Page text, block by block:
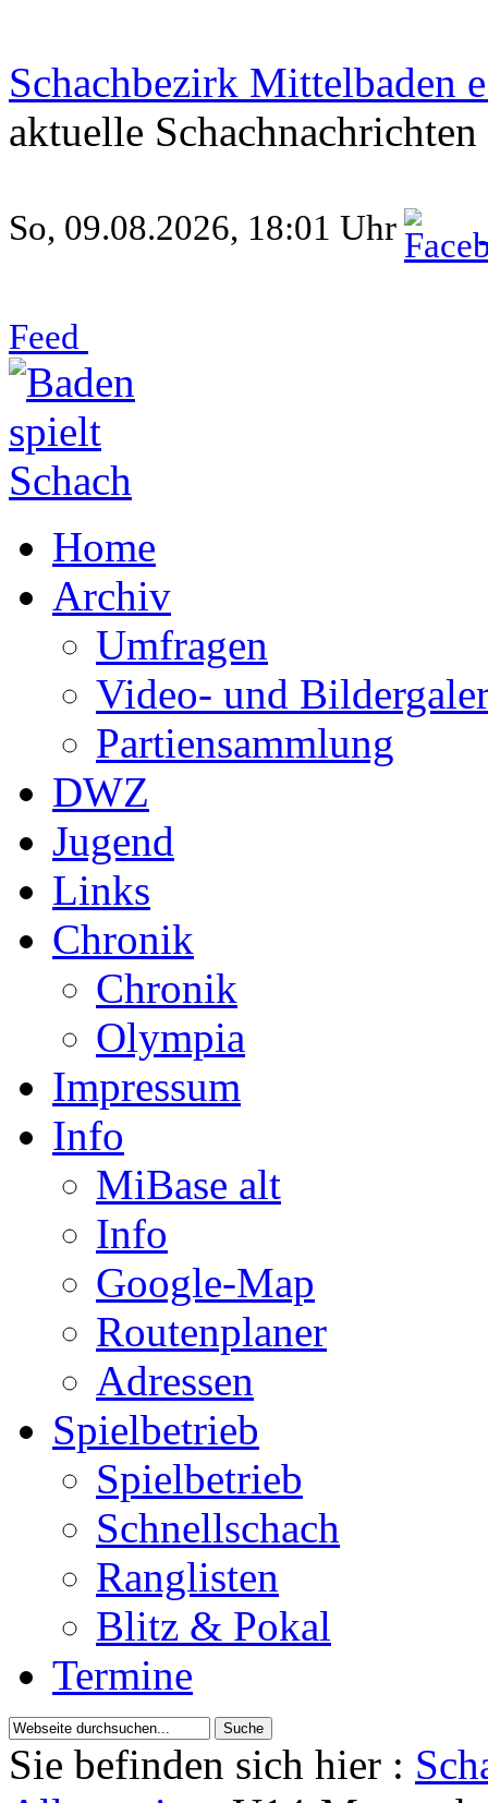
Schachbezirk Mittelbaden
aktuelle
So, 09.08.2026, 18:01 Uhr
Feed
Home
Archiv
Umfragen
Video- und
Partiensammlung
DWZ
Jugend
Links
Chronik
Chronik
Olympia
Impressum
Info
MiBase alt
Info
Google-Map
Routenplaner
Adressen
Spielbetrieb
Spielbetrieb
Schnellschach
Ranglisten
Blitz & Pokal
Termine
Sie befinden sich hier :